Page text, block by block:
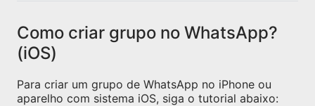
Como criar grupo no WhatsApp?
(iOS)
Para criar um grupo de WhatsApp no iPhone ou
aparelho com sistema iOS, siga o tutorial abaixo: